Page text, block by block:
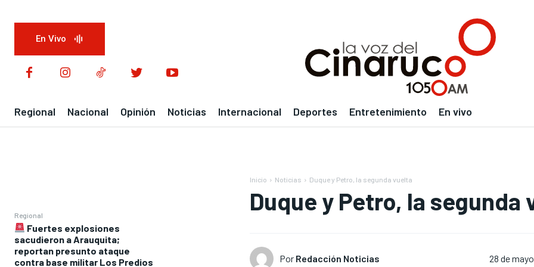
En Vivo
Regional Nacional Opinión Noticias Internacional Deportes Entretenimiento En vivo
Regional
Fuertes explosiones
sacudieron a Arauquita;
reportan presunto ataque
contra base militar Los Predios
Inicio Noticias Duque y Petro, la segunda vuelta
Duque y Petro, la segunda
Por Redacción Noticias 28 de